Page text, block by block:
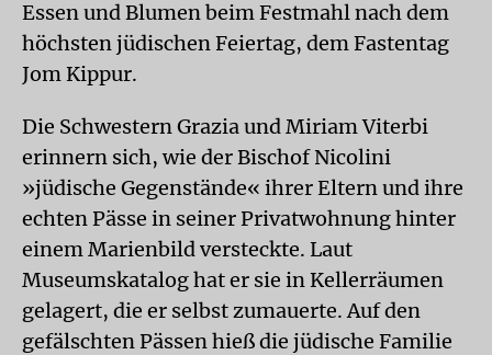
Essen und Blumen beim Festmahl nach dem
höchsten jüdischen Feiertag, dem Fastentag
Jom Kippur.
Die Schwestern Grazia und Miriam Viterbi
erinnern sich, wie der Bischof Nicolini
»jüdische Gegenstände« ihrer Eltern und ihre
echten Pässe in seiner Privatwohnung hinter
einem Marienbild versteckte. Laut
Museumskatalog hat er sie in Kellerräumen
gelagert, die er selbst zumauerte. Auf den
gefälschten Pässen hieß die jüdische Familie